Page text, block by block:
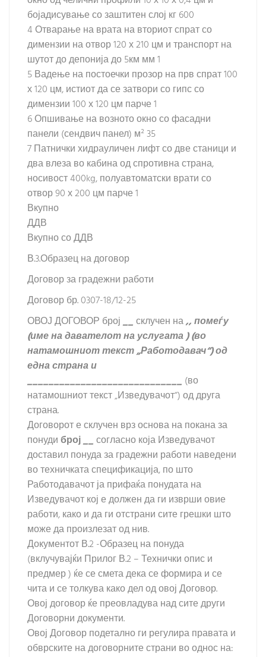
бојадисување со заштитен слој кг 600
4 Отварање на врата на вториот спрат со
димензии на отвор 120 х 210 цм и транспорт на
шутот до депонија до 5км мм 1
5 Вадење на постоечки прозор на прв спрат 100
х 120 цм, истиот да се затвори со гипс со
димензии 100 х 120 цм парче 1
6 Опшивање на возното окно со фасадни
панели (сендвич панел) м² 35
7 Патнички хидрауличен лифт со две станици и
два влеза во кабина од спротивна страна,
носивост 400kg, полуавтоматски врати со
отвор 90 х 200 цм парче 1
Вкупно
ДДВ
Вкупно со ДДВ
В.3.Образец на договор
Договор за градежни работи
Договор бр. 0307-18/12-25
ОВОЈ ДОГОВОР број__склучен на,, помеѓу
(име на давателот на услугата ) (во
натамошниот текст „Работодавач“) од
една страна и
_____________________________ (во
натамошниот текст „Изведувачот“) од друга
страна.
Договорот е склучен врз основа на покана за
понудиброј__согласно која Изведувачот
доставил понуда за градежни работи наведени
во техничката спецификација, по што
Работодавачот ја прифаќа понудата на
Изведувачот кој е должен да ги изврши овие
работи, како и да ги отстрани сите грешки што
може да произлезат од нив.
Документот В.2 -Образец на понуда
(вклучувајќи Прилог В.2 – Технички опис и
предмер ) ќе се смета дека се формира и се
чита и се толкува како дел од овој Договор.
Овој договор ќе преовладува над сите други
Договорни документи.
Овој Договор подетално ги регулира правата и
обврските на договорните страни во однос на: